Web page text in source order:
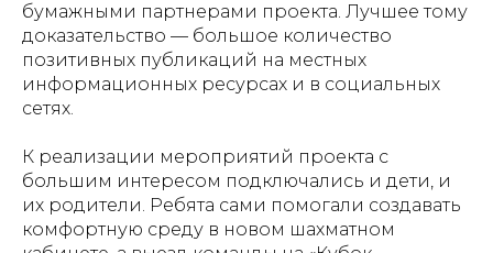
бумажными партнерами проекта. Лучшее тому
доказательство — большое количество
позитивных публикаций на местных
информационных ресурсах и в социальных
сетях.
К реализации мероприятий проекта с
большим интересом подключались и дети, и
их родители. Ребята сами помогали создавать
комфортную среду в новом шахматном